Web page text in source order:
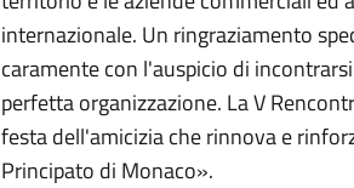
internazionale. Un ringraziamento
caramente con l'auspicio di
perfetta organizzazione. La V
festa dell'amicizia che rinnova e
Principato di Monaco».